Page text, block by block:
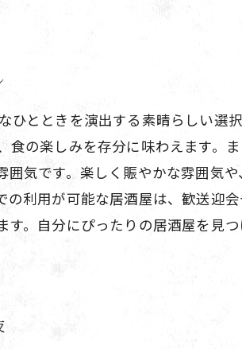
とときを演出する素晴らしい選
の楽しみを存分に味わえます。
気です。楽しく賑やかな雰囲気
利用が可能な居酒屋は、歓送迎
。自分にぴったりの居酒屋を見